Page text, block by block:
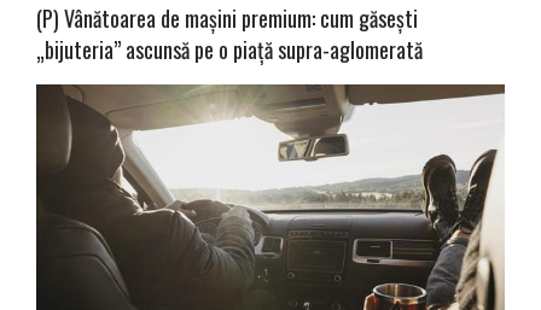
(P) Vânătoarea de mașini premium: cum găsești
„bijuteria” ascunsă pe o piață supra-aglomerată